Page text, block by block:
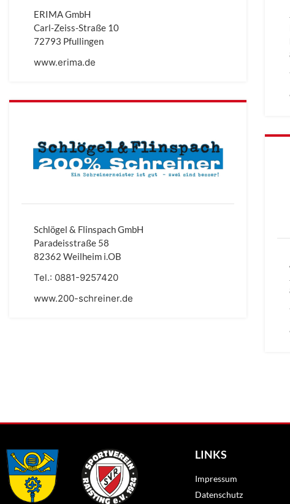
ERIMA GmbH
Carl-Zeiss-Straße 10
72793 Pfullingen
www.erima.de
Schlögel & Flinspach GmbH
Paradeisstraße 58
82362 Weilheim i.OB
Tel.: 0881-9257420
www.200-schreiner.de
LINKS
Impressum
Datenschutz